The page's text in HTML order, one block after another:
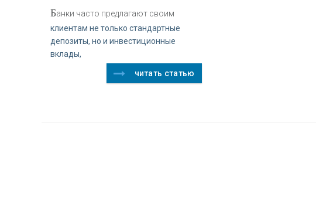
Банки часто предлагают своим
клиентам не только стандартные
депозиты, но и инвестиционные
вклады,
читать статью